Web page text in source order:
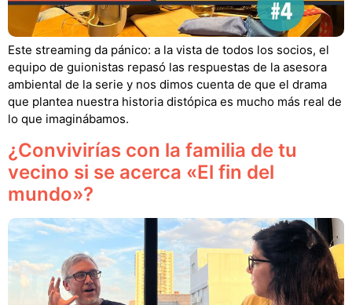
Este streaming da pánico: a la vista de todos los socios, el
equipo de guionistas repasó las respuestas de la asesora
ambiental de la serie y nos dimos cuenta de que el drama
que plantea nuestra historia distópica es mucho más real de
lo que imaginábamos.
¿Convivirías con la familia de tu
vecino si se acerca «El fin del
mundo»?